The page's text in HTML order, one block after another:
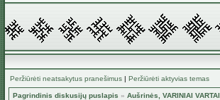
Peržiūrėti neatsakytus pranešimus | Peržiūrėti aktyvias temas
Pagrindinis diskusijų puslapis » Aušrinės, VARINIAI VARTAI